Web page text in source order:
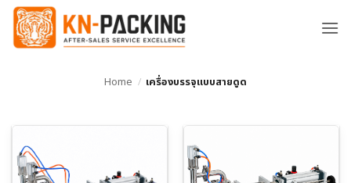
ข้าม
ยัง
Home / เครื่องบรรจุแบบสายดูด